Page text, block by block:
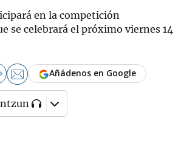
en la competición
se celebrará el próximo viernes 14
Añádenos en Google